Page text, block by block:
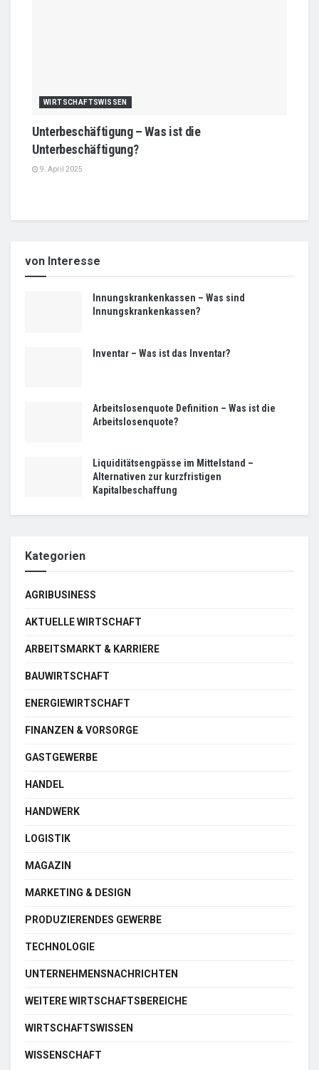
WIRTSCHAFTSWISSEN
Unterbeschäftigung – Was ist die
Unterbeschäftigung?
9. April 2025
von Interesse
Innungskrankenkassen – Was sind
Innungskrankenkassen?
Inventar – Was ist das Inventar?
Arbeitslosenquote Definition – Was ist die
Arbeitslosenquote?
Liquiditätsengpässe im Mittelstand –
Alternativen zur kurzfristigen
Kapitalbeschaffung
Kategorien
AGRIBUSINESS
AKTUELLE WIRTSCHAFT
ARBEITSMARKT & KARRIERE
BAUWIRTSCHAFT
ENERGIEWIRTSCHAFT
FINANZEN & VORSORGE
GASTGEWERBE
HANDEL
HANDWERK
LOGISTIK
MAGAZIN
MARKETING & DESIGN
PRODUZIERENDES GEWERBE
TECHNOLOGIE
UNTERNEHMENSNACHRICHTEN
WEITERE WIRTSCHAFTSBEREICHE
WIRTSCHAFTSWISSEN
WISSENSCHAFT